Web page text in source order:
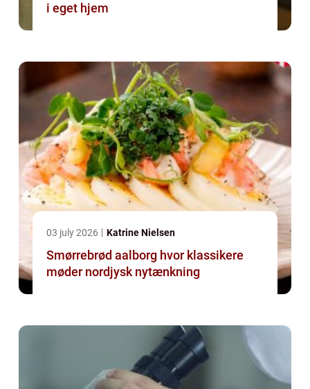
i eget hjem
03 july 2026 Katrine Nielsen
Smørrebrød aalborg hvor klassikere
møder nordjysk nytænkning